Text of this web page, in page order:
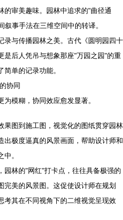
的审美趣味。园林中追求的"曲径通
事手法在三维空间中的转译。
录与传播园林之美。古代《圆明园四十
是后人凭吊与想象那座"万园之园"的重
单的记录功能。
协同
模糊，协同效应愈发显著。
果图到施工图，视觉化的图纸贯穿园林
出极度逼真的风景画面，帮助设计师和
。
园林的"网红"打卡点，往往具备极强的
美的风景图。这促使设计师在规划
考其在不同视角下的二维视觉呈现效